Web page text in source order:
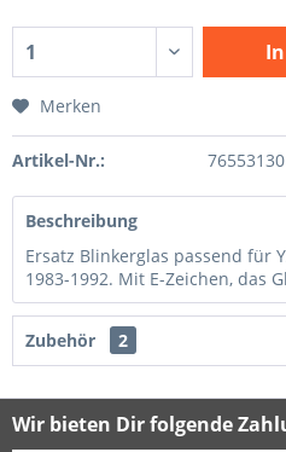
Merken
Artikel-Nr.: 76553130
Beschreibung
Ersatz Blinkerglas passend für
1983-1992. Mit E-Zeichen, das
Zubehör 2
Wir bieten Dir folgende